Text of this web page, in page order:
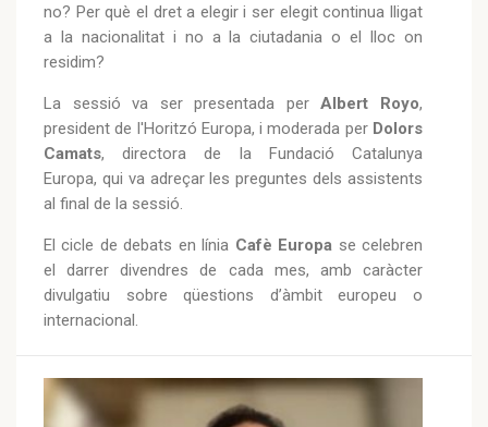
no? Per què el dret a elegir i ser elegit continua lligat
a la nacionalitat i no a la ciutadania o el lloc on
residim?
La sessió va ser presentada perAlbert Royo,
president de l'Horitzó Europa, i moderada per Dolors
Camats, directora de la Fundació Catalunya
Europa, qui va adreçar les preguntes dels assistents
al final de la sessió.
El cicle de debats en línia Cafè Europa se celebren
el darrer divendres de cada mes, amb caràcter
divulgatiu sobre qüestions d’àmbit europeu o
internacional.